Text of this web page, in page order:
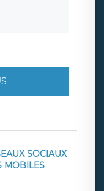
SOCIAUX
MOBILES